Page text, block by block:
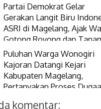
Partai Demokrat Gelar
Gerakan Langit Biru
ASRI di Magelang, Ajak
Gotong Royong dan
Pohon
Puluhan Warga Wonogiri
Kajoran Datangi Kejari
Kabupaten Magelang,
Pertanyakan Proses
komentar: